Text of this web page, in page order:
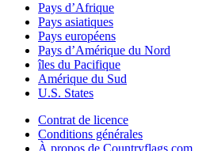
Pays d’Afrique
Pays asiatiques
Pays européens
Pays d’Amérique du Nord
îles du Pacifique
Amérique du Sud
U.S. States
Contrat de licence
Conditions générales